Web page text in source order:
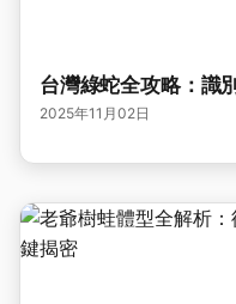
台灣綠蛇全攻略：識
2025年11月02日